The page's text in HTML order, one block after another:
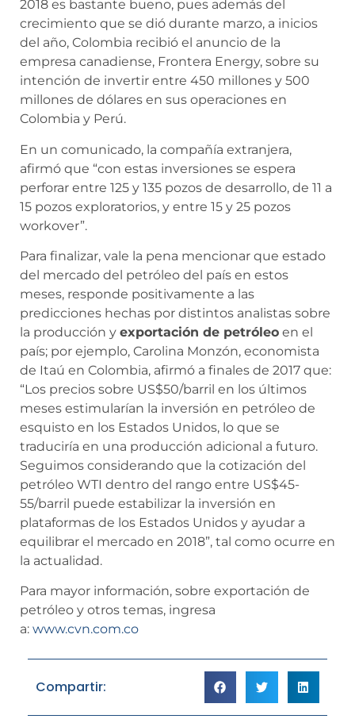
2018 es bastante bueno, pues además del
crecimiento que se dió durante marzo, a inicios
del año, Colombia recibió el anuncio de la
empresa canadiense, Frontera Energy, sobre su
intención de invertir entre 450 millones y 500
millones de dólares en sus operaciones en
Colombia y Perú.
En un comunicado, la compañía extranjera,
afirmó que “con estas inversiones se espera
perforar entre 125 y 135 pozos de desarrollo, de 11 a
15 pozos exploratorios, y entre 15 y 25 pozos
workover”.
Para finalizar, vale la pena mencionar que estado
del mercado del petróleo del país en estos
meses, responde positivamente a las
predicciones hechas por distintos analistas sobre
la producción y exportación de petróleo en el
país; por ejemplo, Carolina Monzón, economista
de Itaú en Colombia, afirmó a finales de 2017 que:
“Los precios sobre US$50/barril en los últimos
meses estimularían la inversión en petróleo de
esquisto en los Estados Unidos, lo que se
traduciría en una producción adicional a futuro.
Seguimos considerando que la cotización del
petróleo WTI dentro del rango entre US$45-
55/barril puede estabilizar la inversión en
plataformas de los Estados Unidos y ayudar a
equilibrar el mercado en 2018”, tal como ocurre en
la actualidad.
Para mayor información, sobre exportación de
petróleo y otros temas, ingresa
a: www.cvn.com.co
Compartir: